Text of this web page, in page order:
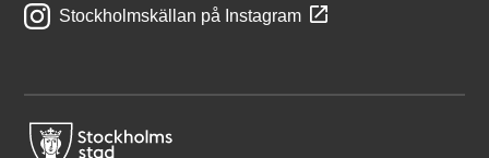
Stockholmskällan på Instagram